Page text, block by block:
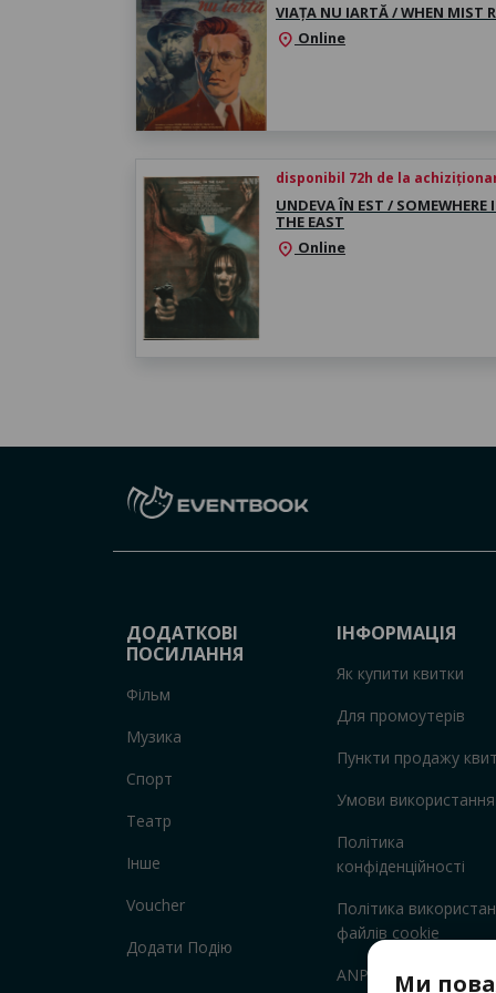
VIAȚA NU IARTĂ / WHEN MIST
location_on Online
disponibil 72h de la
UNDEVA ÎN EST / SOMEWHERE
THE EAST
location_on Online
ДОДАТКОВІ
ПОСИЛАННЯ
Фільм
Музика
Спорт
Театр
Інше
Voucher
Додати Подію
ІНФОРМАЦІЯ
Як купити квитки
Для промоутерів
Пункти продажу
Умови використання
Політика
конфіденційності
Політика
файлів cookie
ANPC
Ми